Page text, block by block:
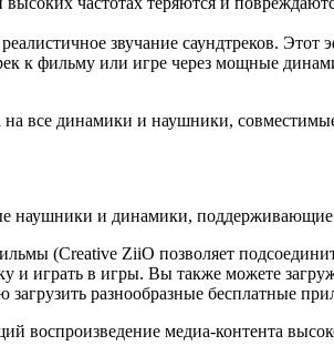
звучание саундтреков. Этот
к фильму или игре через мощные
на все динамики и наушники,
наушники и динамики,
(Creative ZiiO позволяет
и играть в игры. Вы также можете
разнообразные бесплатные
медиа-контента